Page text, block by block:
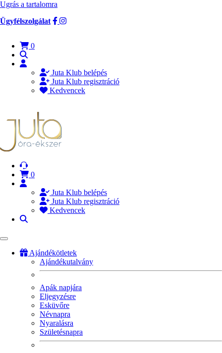
Ugrás a tartalomra
Ügyfélszolgálat
0
Juta Klub belépés
Juta Klub regisztráció
Kedvencek
0
Juta Klub belépés
Juta Klub regisztráció
Kedvencek
Ajándékötletek
Ajándékutalvány
Apák napjára
Eljegyzésre
Esküvőre
Névnapra
Nyaralásra
Születésnapra